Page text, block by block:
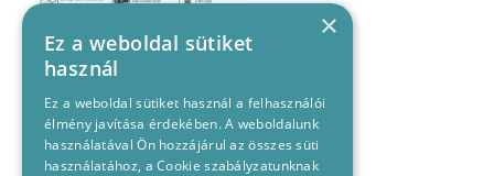
×
Ez a weboldal sütiket
használ
Ez a weboldal sütiket használ a felhasználói
élmény javítása érdekében. A weboldalunk
használatával Ön hozzájárul az összes süti
használatához, a Cookie szabályzatunknak